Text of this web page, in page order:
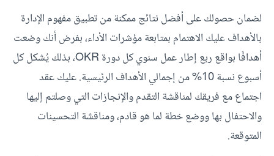
لضمان حصولك على أفضل نتائج ممكنة من تطبيق مفهوم الإدارة
بالأهداف عليك الاهتمام بمتابعة مؤشرات الأداء، بفرض أنك وضعت
أهدافًا بواقع ربع إطار عمل سنوي كل دورة OKR، بذلك يُشكل كل
أسبوع نسبة 10% من إجمالي الأهداف الرئيسية. عليك عقد
اجتماع مع فريقك لمناقشة التقدم والإنجازات التي وصلتم إليها
والاحتفال بها ووضع خطة لما هو قادم، ومناقشة التحسينات
المتوقعة.